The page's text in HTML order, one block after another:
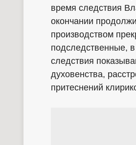
время следствия
окончании
производством
подследственные,
следствия
духовенства,
притеснений